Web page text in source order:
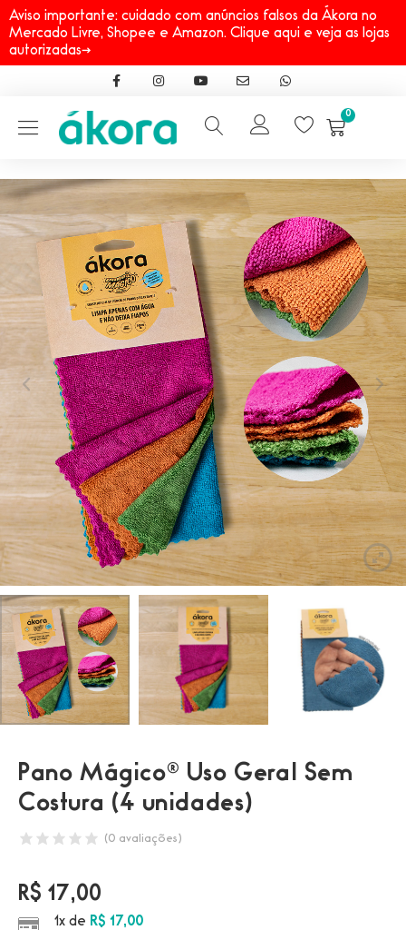
Aviso importante: cuidado com anúncios falsos da Ákora no
Mercado Livre, Shopee e Amazon. Clique aqui e veja as lojas
autorizadas→
0
Início → Linhas → Pano Mágico
Pano Mágico® Uso Geral Sem
Costura (4 unidades)
(0 avaliações)
R$ 17,00
1x de R$ 17,00